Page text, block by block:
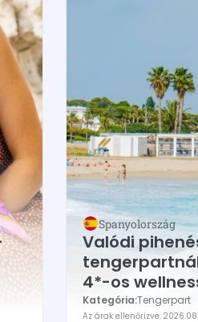
Spanyolország
Valódi
4*-os
Kategória:Tengerpart
Az árak ellenőrizve: